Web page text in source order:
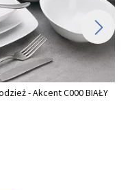
- Akcent C000 BIAŁY